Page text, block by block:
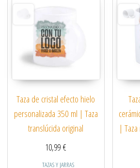
Taza de cristal efecto hielo
personalizada 350 ml | Taza
translúcida original
10,99€
TAZAS Y JARRAS
|